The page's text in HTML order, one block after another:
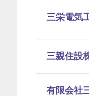
三栄電気
三親住設
有限会社